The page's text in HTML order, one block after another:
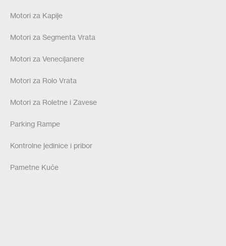
Motori za Kapije
Motori za Segmenta Vrata
Motori za Venecijanere
Motori za Rolo Vrata
Motori za Roletne i Zavese
Parking Rampe
Kontrolne jedinice i pribor
Pametne Kuće